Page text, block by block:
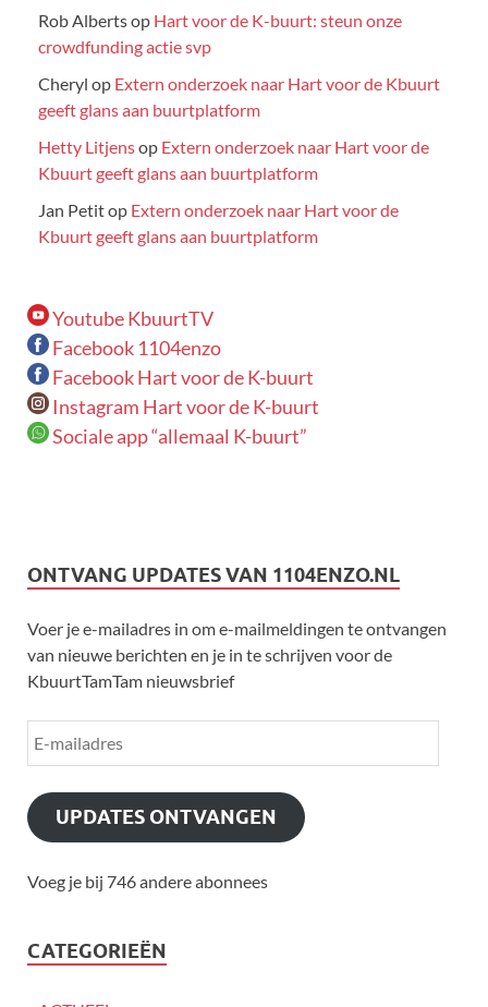
Rob Albertsop Hart voor de K-buurt: steun onze
crowdfunding actie svp
Cheryl op Extern onderzoek naar Hart voor de Kbuurt
geeft glans aan buurtplatform
Hetty Litjensop Extern onderzoek naar Hart voor de
Kbuurt geeft glans aan buurtplatform
Jan Petitop Extern onderzoek naar Hart voor de
Kbuurt geeft glans aan buurtplatform
Youtube KbuurtTV
Facebook 1104enzo
Facebook Hart voor de K-buurt
Instagram Hart voor de K-buurt
Sociale app “allemaal K-buurt”
ONTVANG UPDATES VAN 1104ENZO.NL
Voer je e-mailadres in om e-mailmeldingen te ontvangen
van nieuwe berichten en je in te schrijven voor de
KbuurtTamTam nieuwsbrief
UPDATES ONTVANGEN
Voeg je bij 746 andere abonnees
CATEGORIEËN